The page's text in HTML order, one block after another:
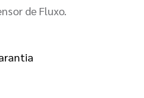
de Fluxo.